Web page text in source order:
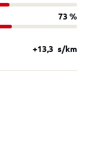
73 %
+13,3 s/km